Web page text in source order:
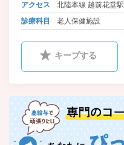
アクセス
北陸本線 越前花堂
福井鉄道福武線 赤
診療科目 老人保健施設
キープする